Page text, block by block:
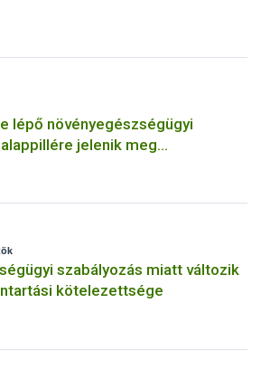
lépő növényegészségügyi
jelenik meg
szabályozás miatt változik
kötelezettsége